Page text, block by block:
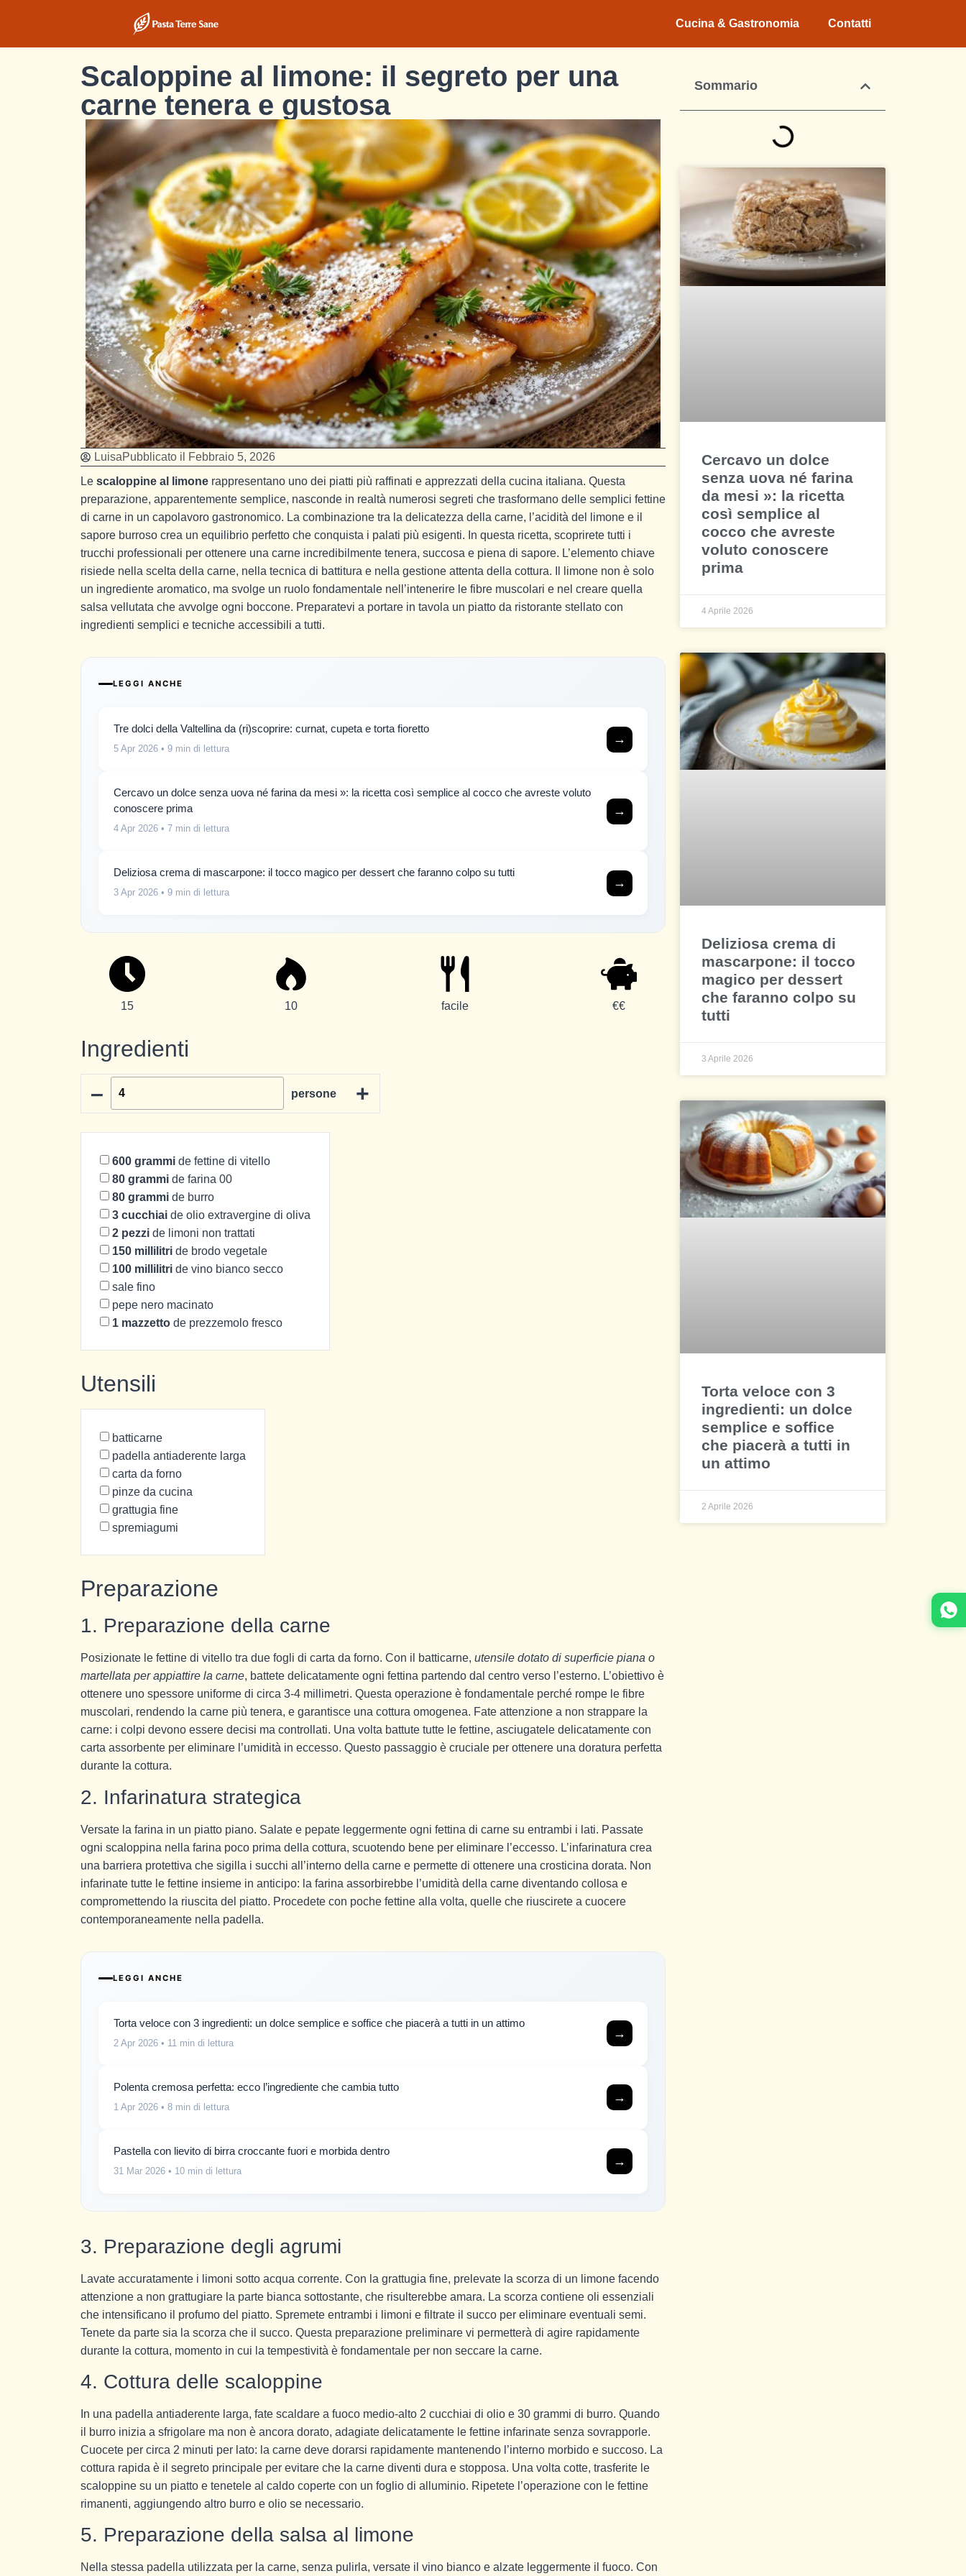
Cucina & Gastronomia Contatti
Sommario
Cercavo un dolce
senza uova né farina
da mesi »: la ricetta
così semplice al
cocco che avreste
voluto conoscere
prima
4 Aprile 2026
Deliziosa crema di
mascarpone: il tocco
magico per dessert
che faranno colpo su
tutti
3 Aprile 2026
Torta veloce con 3
ingredienti: un dolce
semplice e soffice
che piacerà a tutti in
un attimo
2 Aprile 2026
Scaloppine al limone: il segreto per una
carne tenera e gustosa
LuisaPubblicato il
Febbraio 5, 2026
Le scaloppine al limone rappresentano uno dei piatti più raffinati e apprezzati della cucina italiana. Questa
preparazione, apparentemente semplice, nasconde in realtà numerosi segreti che trasformano delle semplici fettine
di carne in un capolavoro gastronomico. La combinazione tra la delicatezza della carne, l’acidità del limone e il
sapore burroso crea un equilibrio perfetto che conquista i palati più esigenti. In questa ricetta, scoprirete tutti i
trucchi professionali per ottenere una carne incredibilmente tenera, succosa e piena di sapore. L’elemento chiave
risiede nella scelta della carne, nella tecnica di battitura e nella gestione attenta della cottura. Il limone non è solo
un ingrediente aromatico, ma svolge un ruolo fondamentale nell’intenerire le fibre muscolari e nel creare quella
salsa vellutata che avvolge ogni boccone. Preparatevi a portare in tavola un piatto da ristorante stellato con
ingredienti semplici e tecniche accessibili a tutti.
LEGGI ANCHE
Tre dolci della Valtellina da (ri)scoprire: curnat, cupeta e torta fioretto
5 Apr 2026 • 9 min di lettura
→
Cercavo un dolce senza uova né farina da mesi »: la ricetta così semplice al cocco che avreste voluto
conoscere prima
4 Apr 2026 • 7 min di lettura
→
Deliziosa crema di mascarpone: il tocco magico per dessert che faranno colpo su tutti
3 Apr 2026 • 9 min di lettura
→
15 10 facile €€
Ingredienti
–
persone +
600 grammi de fettine di vitello
80 grammi de farina 00
80 grammi de burro
3 cucchiai de olio extravergine di oliva
2 pezzi de limoni non trattati
150 millilitri de brodo vegetale
100 millilitri de vino bianco secco
sale fino
pepe nero macinato
1 mazzetto de prezzemolo fresco
Utensili
batticarne
padella antiaderente larga
carta da forno
pinze da cucina
grattugia fine
spremiagumi
Preparazione
1. Preparazione della carne
Posizionate le fettine di vitello tra due fogli di carta da forno. Con il batticarne, utensile dotato di superficie piana o
martellata per appiattire la carne, battete delicatamente ogni fettina partendo dal centro verso l’esterno. L’obiettivo è
ottenere uno spessore uniforme di circa 3-4 millimetri. Questa operazione è fondamentale perché rompe le fibre
muscolari, rendendo la carne più tenera, e garantisce una cottura omogenea. Fate attenzione a non strappare la
carne: i colpi devono essere decisi ma controllati. Una volta battute tutte le fettine, asciugatele delicatamente con
carta assorbente per eliminare l’umidità in eccesso. Questo passaggio è cruciale per ottenere una doratura perfetta
durante la cottura.
2. Infarinatura strategica
Versate la farina in un piatto piano. Salate e pepate leggermente ogni fettina di carne su entrambi i lati. Passate
ogni scaloppina nella farina poco prima della cottura, scuotendo bene per eliminare l’eccesso. L’infarinatura crea
una barriera protettiva che sigilla i succhi all’interno della carne e permette di ottenere una crosticina dorata. Non
infarinate tutte le fettine insieme in anticipo: la farina assorbirebbe l’umidità della carne diventando collosa e
compromettendo la riuscita del piatto. Procedete con poche fettine alla volta, quelle che riuscirete a cuocere
contemporaneamente nella padella.
LEGGI ANCHE
Torta veloce con 3 ingredienti: un dolce semplice e soffice che piacerà a tutti in un attimo
2 Apr 2026 • 11 min di lettura
→
Polenta cremosa perfetta: ecco l’ingrediente che cambia tutto
1 Apr 2026 • 8 min di lettura
→
Pastella con lievito di birra croccante fuori e morbida dentro
31 Mar 2026 • 10 min di lettura
→
3. Preparazione degli agrumi
Lavate accuratamente i limoni sotto acqua corrente. Con la grattugia fine, prelevate la scorza di un limone facendo
attenzione a non grattugiare la parte bianca sottostante, che risulterebbe amara. La scorza contiene oli essenziali
che intensificano il profumo del piatto. Spremete entrambi i limoni e filtrate il succo per eliminare eventuali semi.
Tenete da parte sia la scorza che il succo. Questa preparazione preliminare vi permetterà di agire rapidamente
durante la cottura, momento in cui la tempestività è fondamentale per non seccare la carne.
4. Cottura delle scaloppine
In una padella antiaderente larga, fate scaldare a fuoco medio-alto 2 cucchiai di olio e 30 grammi di burro. Quando
il burro inizia a sfrigolare ma non è ancora dorato, adagiate delicatamente le fettine infarinate senza sovrapporle.
Cuocete per circa 2 minuti per lato: la carne deve dorarsi rapidamente mantenendo l’interno morbido e succoso. La
cottura rapida è il segreto principale per evitare che la carne diventi dura e stopposa. Una volta cotte, trasferite le
scaloppine su un piatto e tenetele al caldo coperte con un foglio di alluminio. Ripetete l’operazione con le fettine
rimanenti, aggiungendo altro burro e olio se necessario.
5. Preparazione della salsa al limone
Nella stessa padella utilizzata per la carne, senza pulirla, versate il vino bianco e alzate leggermente il fuoco. Con